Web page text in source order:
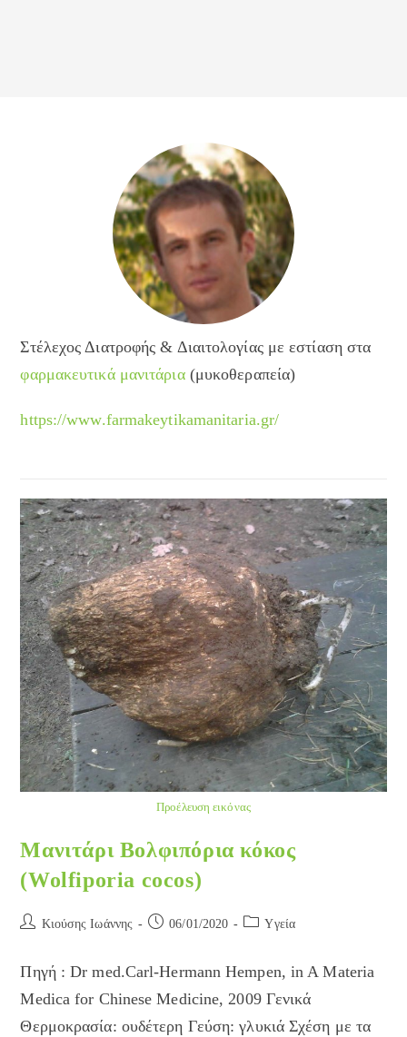
Στέλεχος Διατροφής & Διαιτολογίας με εστίαση στα
φαρμακευτικά μανιτάρια(μυκοθεραπεία)
https://www.farmakeytikamanitaria.gr/
Προέλευση εικόνας
Μανιτάρι Βολφιπόρια κόκος
(Wolfiporia cocos)
Post Κιούσης Ιωάννης
Post06/01/2020
PostYγεία
Πηγή : Dr med.Carl-Hermann Hempen, in A Materia
Medica for Chinese Medicine, 2009 Γενικά
Θερμοκρασία: ουδέτερη Γεύση: γλυκιά Σχέση με τα